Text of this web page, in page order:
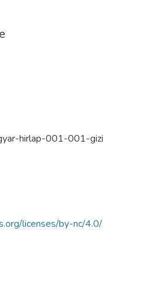
hirlap-001-001-gizi
licenses/by-nc/4.0/